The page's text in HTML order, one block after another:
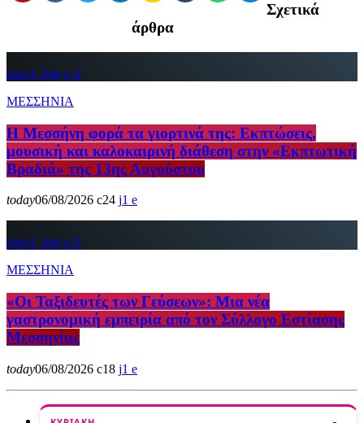
Σχετικά
άρθρα
insert_link
1
ΜΕΣΣΗΝΙΑ
Η Μεσσήνη φορά τα γιορτινά της: Εκπτώσεις,
μουσική και καλοκαιρινή διάθεση στην «Εκπτωτική
Βραδιά» της 13ης Αυγούστου
today06/08/2026 24 1
insert_link
1
ΜΕΣΣΗΝΙΑ
«Οι Ταξιδευτές των Γεύσεων»: Μια νέα
γαστρονομική εμπειρία από τον Σύλλογο Εστίασης
Μεσσηνίας
today06/08/2026 18 1